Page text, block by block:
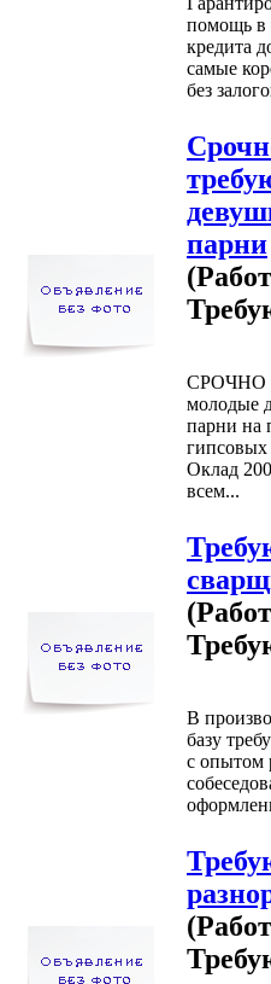
помощь в
кредита
самые
без
парни
СРОЧНО
молодые
парни на
гипсовых
Оклад
всем...
В
базу
с опытом